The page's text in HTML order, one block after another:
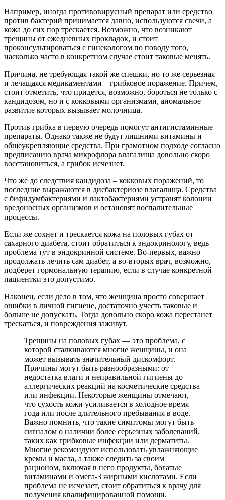
Например, иногда противовирусный препарат или средство
против бактерий принимается давно, используются свечи, а
кожа до сих пор трескается. Возможно, что возникают
трещины от ежедневных прокладок, и стоит
проконсультироваться с гинекологом по поводу того,
насколько часто в конкретном случае стоит таковые менять.
Причина, не требующая такой же спешки, но то же серьезная
и лечащаяся медикаментами – грибковое поражение. Причем,
стоит отметить, что придется, возможно, бороться не только с
кандидозом, но и с кокковыми организмами, аномальное
развитие которых вызывает молочница.
Против грибка в первую очередь помогут антигистаминные
препараты. Однако также не будут лишними витамины и
общеукрепляющие средства. При грамотном подходе согласно
предписанию врача микрофлора влагалища довольно скоро
восстановиться, а грибок исчезнет.
Что же до следствия кандидоза – кокковых поражений, то
последние выражаются в дисбактериозе влагалища. Средства
с бифидумбактериями и лактобактериями устранят колонии
вредоносных организмов и остановят воспалительные
процессы.
Если же сохнет и трескается кожа на половых губах от
сахарного диабета, стоит обратиться к эндокринологу, ведь
проблема тут в эндокринной системе. Во-первых, важно
продолжать лечить сам диабет, а во-вторых врач, возможно,
подберет гормональную терапию, если в случае конкретной
пациентки это допустимо.
Наконец, если дело в том, что женщина просто совершает
ошибки в личной гигиене, достаточно учесть таковые и
больше не допускать. Тогда довольно скоро кожа перестанет
трескаться, и повреждения заживут.
Трещины на половых губах — это проблема, с
которой сталкиваются многие женщины, и она
может вызывать значительный дискомфорт.
Причины могут быть разнообразными: от
недостатка влаги и неправильной гигиены до
аллергических реакций на косметические средства
или инфекции. Некоторые женщины отмечают,
что сухость кожи усиливается в холодное время
года или после длительного пребывания в воде.
Важно помнить, что такие симптомы могут быть
сигналом о наличии более серьезных заболеваний,
таких как грибковые инфекции или дерматиты.
Многие рекомендуют использовать увлажняющие
кремы и масла, а также следить за своим
рационом, включая в него продукты, богатые
витаминами и омега-3 жирными кислотами. Если
проблема не исчезает, стоит обратиться к врачу для
получения квалифицированной помощи.